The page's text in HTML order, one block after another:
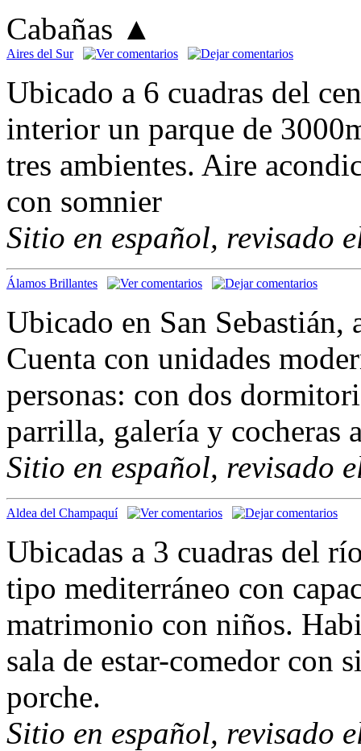
Cabañas ▲
Aires del Sur
Ubicado a 6 cuadras del
interior un parque de
tres ambientes. Aire
con somnier
Sitio en español, revisado
Álamos Brillantes
Ubicado en San
Cuenta con unidades
personas: con dos
parrilla, galería y cocheras
Sitio en español, revisado
Aldea del Champaquí
Ubicadas a 3 cuadras del
tipo mediterráneo con
matrimonio con niños.
sala de estar-comedor con
porche.
Sitio en español, revisado